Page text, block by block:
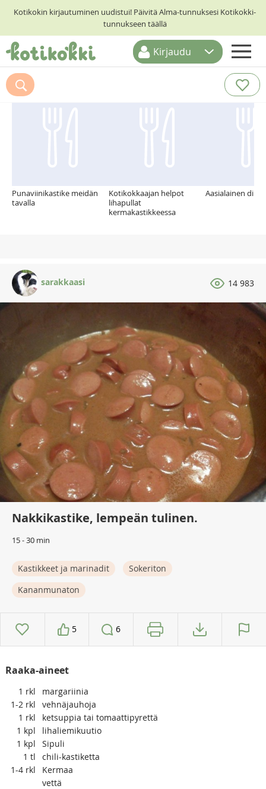
Kotikokin kirjautuminen uudistui! Päivitä Alma-tunnuksesi Kotikokki-
tunnukseen täällä
ETUSIVU
RESEPTIHAKU
Kirjaudu
Suosittelemme myös
Punaviinikastike meidän
tavalla
Kotikokkaajan helpot
lihapullat
kermakastikkeessa
Aasialainen
sarakkaasi 14 983
Nakkikastike, lempeän tulinen.
15 - 30 min
Kastikkeet ja marinadit
Sokeriton
Kananmunaton
5 6
Raaka-aineet
1 rkl
margariinia
1-2 rkl
vehnäjauhoja
1 rkl
ketsuppia tai tomaattipyrettä
1 kpl
lihaliemikuutio
1 kpl
Sipuli
1 tl
chili-kastiketta
1-4 rkl
Kermaa
vettä